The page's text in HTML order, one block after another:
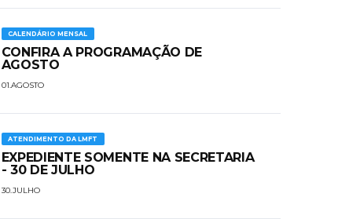
CALENDÁRIO MENSAL
CONFIRA A PROGRAMAÇÃO DE
AGOSTO
01.AGOSTO
ATENDIMENTO DA LMFT
EXPEDIENTE SOMENTE NA SECRETARIA
- 30 DE JULHO
30.JULHO